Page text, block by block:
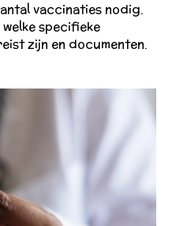
vaccinaties nodig.
specifieke
zijn en documenten.